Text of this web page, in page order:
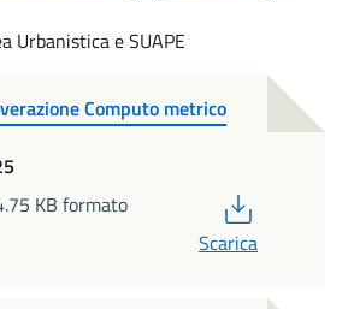
Urbanistica e SUAPE
Computo metrico
KB formato
Scarica